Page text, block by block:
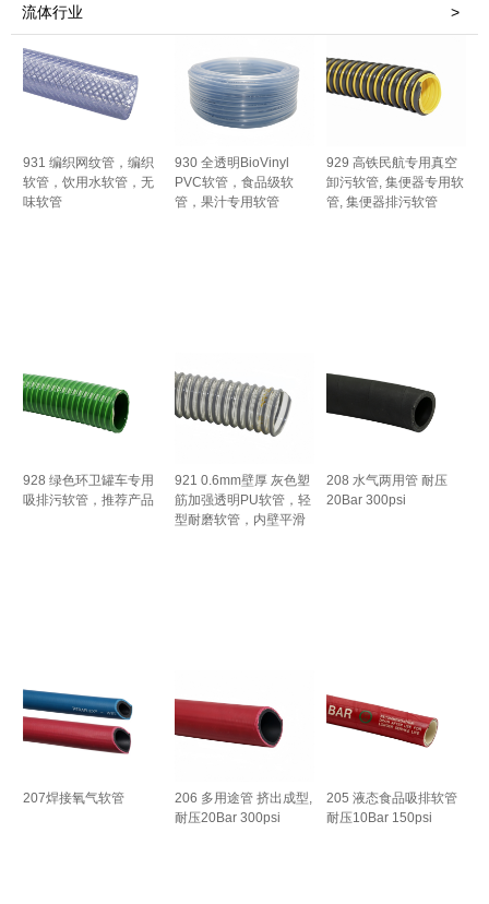
流体行业 >
931 编织网纹管，编织
软管，饮用水软管，无
味软管
930 全透明BioVinyl
PVC软管，食品级软
管，果汁专用软管
929 高铁民航专用真空
卸污软管, 集便器专用软
管, 集便器排污软管
928 绿色环卫罐车专用
吸排污软管，推荐产品
921 0.6mm壁厚 灰色塑
筋加强透明PU软管，轻
型耐磨软管，内壁平滑
208 水气两用管 耐压
20Bar 300psi
207焊接氧气软管
206 多用途管 挤出成型,
耐压20Bar 300psi
205 液态食品吸排软管
耐压10Bar 150psi